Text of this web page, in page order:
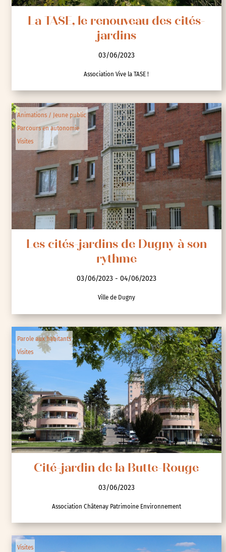
La TASE, le renouveau des cités-
jardins
03/06/2023
Association Vive la TASE !
Animations / Jeune public
Parcours en autonomie
Visites
Les cités-jardins de Dugny à son
rythme
03/06/2023 - 04/06/2023
Ville de Dugny
Parole aux habitants
Visites
Cité-jardin de la Butte-Rouge
03/06/2023
Association Châtenay Patrimoine Environnement
Visites